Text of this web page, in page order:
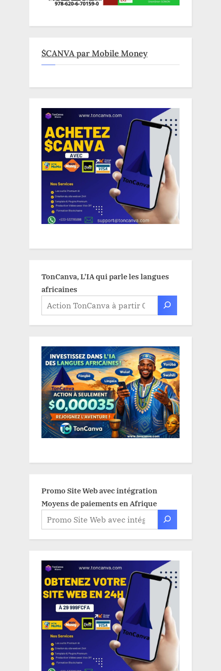
$CANVA par Mobile Money
TonCanva, L'IA qui parle les langues
africaines
Promo Site Web avec intégration
Moyens de paiements en Afrique